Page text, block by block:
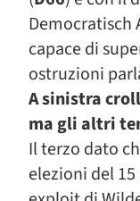
Democratisch
capace di
ostruzioni
A sinistra
ma gli altri
Il terzo dato
elezioni del